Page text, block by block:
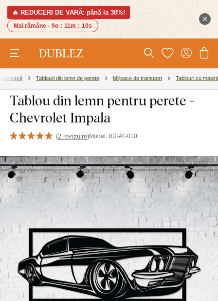
🔥 REDUCERI DE VARĂ: până la 30%!
Mai rămâne - 9o : 11m : 9s
casă Tablouri din lemn de perete Mijloace de transport Tablouri cu mașini
Tablou din lemn pentru perete -
Chevrolet Impala
(2 revizuire)Model: BD-AT-010